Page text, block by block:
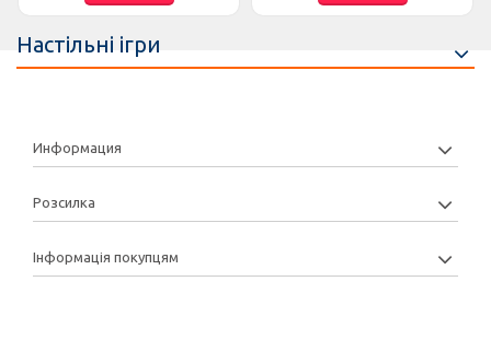
Настільні ігри
Информация
Розсилка
Інформація покупцям